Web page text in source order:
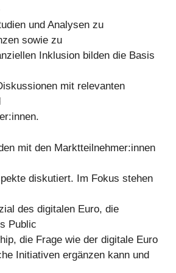
und Analysen zu
sowie zu
Inklusion bilden die Basis
mit relevanten
mit den Marktteilnehmer:innen
diskutiert. Im Fokus stehen
des digitalen Euro, die
Public
die Frage wie der digitale Euro
Initiativen ergänzen kann und